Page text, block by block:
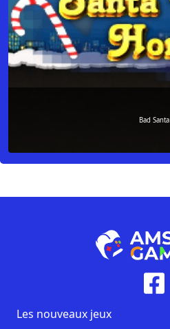
Bad Santa
Les nouveaux jeux